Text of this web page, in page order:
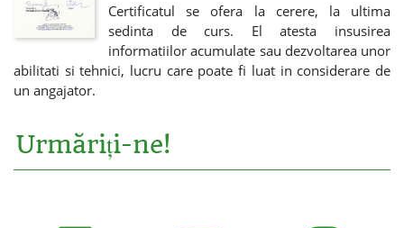
Certificatul se ofera la cerere, la ultima
sedinta de curs. El atesta insusirea
informatiilor acumulate sau dezvoltarea unor
abilitati si tehnici, lucru care poate fi luat in considerare de
un angajator.
Urmăriți-ne!